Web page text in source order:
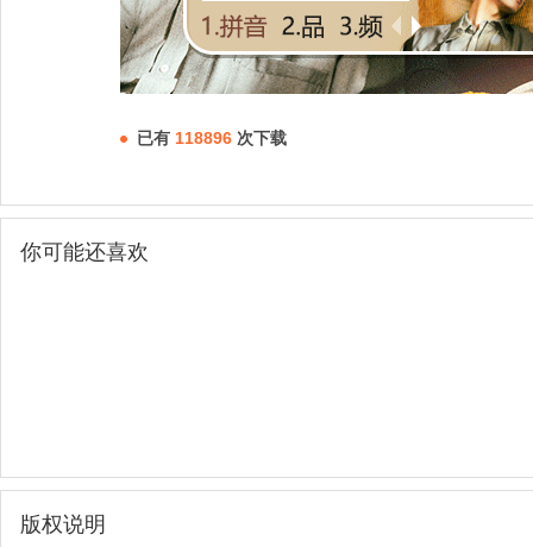
已有 118896 次下载
你可能还喜欢
版权说明